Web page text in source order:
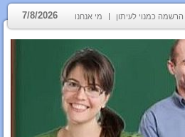
הרשמה כמנוי לעיתון מי אנחנו 7/8/2026